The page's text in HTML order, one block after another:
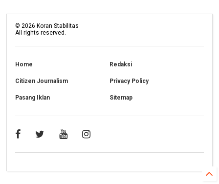
©2026 Koran Stabilitas
All rights reserved.
Home Redaksi
Citizen Journalism Privacy Policy
Pasang Iklan Sitemap